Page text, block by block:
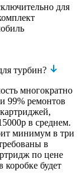
для
турбин?
многократно
99% ремонтов
в среднем.
минимум в три
в
по цене
коробке будет